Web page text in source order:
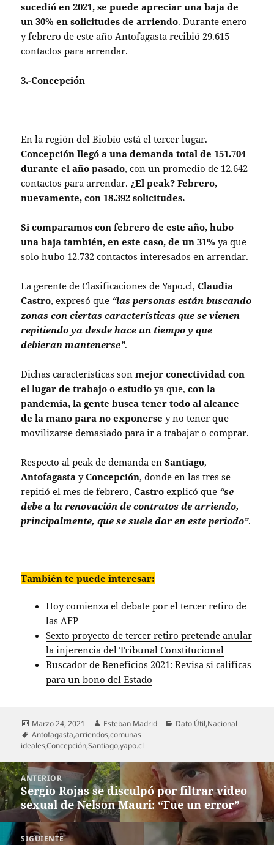
sucedió en 2021, se puede apreciar una baja de
un 30% en solicitudes de arriendo. Durante enero
y febrero de este año Antofagasta recibió 29.615
contactos para arrendar.
3.-Concepción
En la región del Biobío está el tercer lugar.
Concepción llegó a una demanda total de 151.704
durante el año pasado, con un promedio de 12.642
contactos para arrendar. ¿El peak? Febrero,
nuevamente, con 18.392 solicitudes.
Si comparamos con febrero de este año, hubo
una baja también, en este caso, de un 31% ya que
solo hubo 12.732 contactos interesados en arrendar.
La gerente de Clasificaciones de Yapo.cl,Claudia
Castro, expresó que “las personas están buscando
zonas con ciertas características que se vienen
repitiendo ya desde hace un tiempo y que
debieran mantenerse”.
Dichas características sonmejor conectividad con
el lugar de trabajo o estudio ya que,con la
pandemia, la gente busca tener todo al alcance
de la mano para no exponerse y no tener que
movilizarse demasiado para ir a trabajar o comprar.
Respecto al peak de demanda enSantiago,
Antofagasta yConcepción, donde en las tres se
repitió el mes de febrero,Castro explicó que “se
debe a la renovación de contratos de arriendo,
principalmente, que se suele dar en este periodo”.
También te puede interesar:
Hoy comienza el debate por el tercer retiro de
las AFP
Sexto proyecto de tercer retiro pretende anular
la injerencia del Tribunal Constitucional
Buscador de Beneficios 2021: Revisa si calificas
para un bono del Estado
Publicado
el
Marzo 24, 2021 Autor
Esteban Madrid Categorías
Dato Útil,Nacional
Etiquetas
Antofagasta,arriendos,comunas
ideales,Concepción,Santiago,yapo.cl
Navegación
de
entradas
ANTERIOR
Entrada
anterior:
Sergio Rojas se disculpó por filtrar video
sexual de Nelson Mauri: “Fue un error”
SIGUIENTE